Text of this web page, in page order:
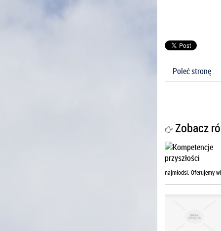
Poleć stronę
Zobacz
najmłodsi. Oferujemy